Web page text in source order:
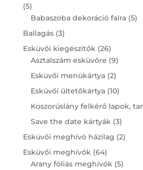
55
products
Babaszoba dekoráció falra 55
Ballagás 33
products
Esküvői kiegészítők 2626
products
Asztalszám esküvőre 99
Esküvői menükártya 22
products
Esküvői ültetőkártya 1010
Koszorúslány felkérő lapok,
Save the date kártyák 33
Esküvői meghívó házilag 22
Esküvői meghívók 6464
products
Arany fóliás meghívók 55